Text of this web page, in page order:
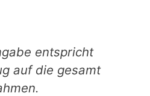
entspricht
auf die gesamt